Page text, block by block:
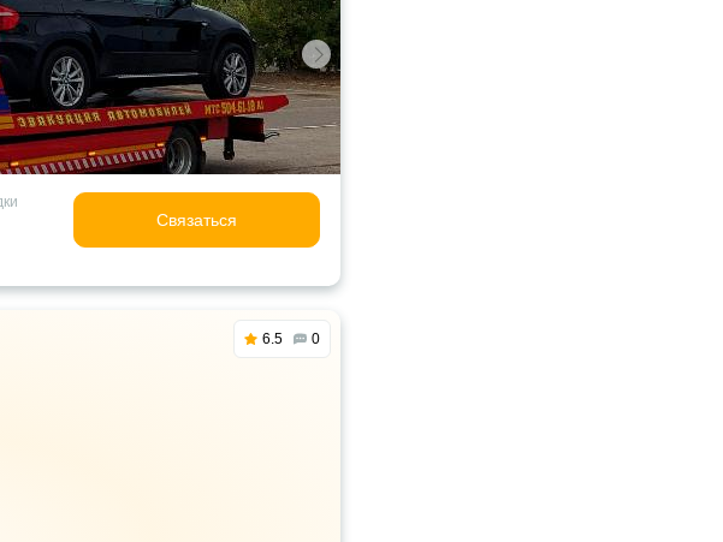
Связаться
6.5 0